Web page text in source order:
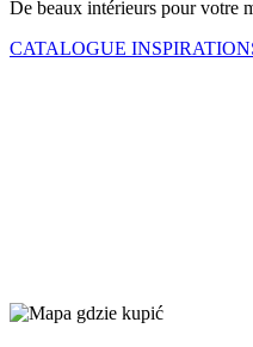
De beaux intérieurs pour votre
CATALOGUE